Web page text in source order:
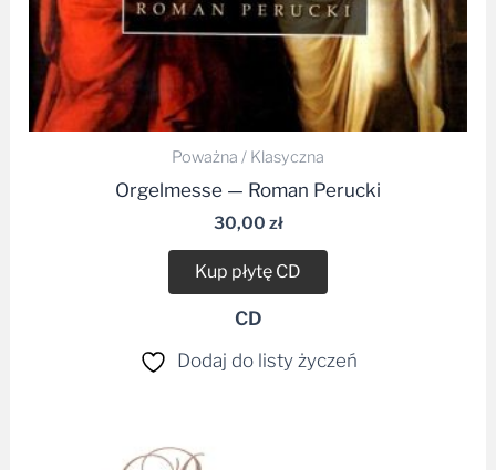
Poważna / Klasyczna
Orgelmesse — Roman Perucki
30,00 zł
Kup płytę CD
CD
Dodaj do listy życzeń